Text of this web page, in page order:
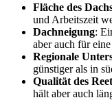
Fläche des
und Arbeitszeit
Dachneigung:
aber auch für
Regionale
günstiger als in
Qualität des
hält aber auch